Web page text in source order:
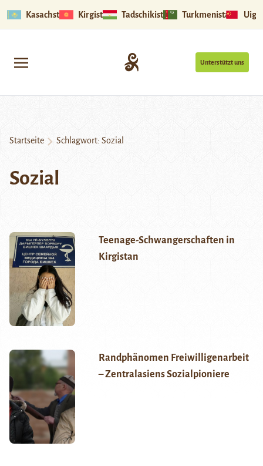
Kasachstan Kirgistan Tadschikistan Turkmenistan
Unterstützt uns
Startseite Schlagwort: Sozial
Sozial
Teenage-Schwangerschaften in
Kirgistan
Randphänomen Freiwilligenarbeit
– Zentralasiens Sozialpioniere